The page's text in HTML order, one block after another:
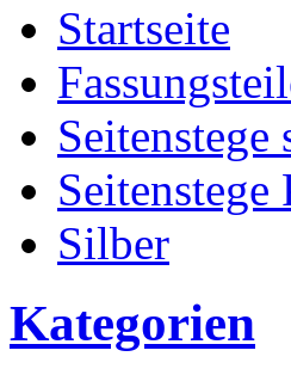
Startseite
Seitenstege
Silber
Kategorien